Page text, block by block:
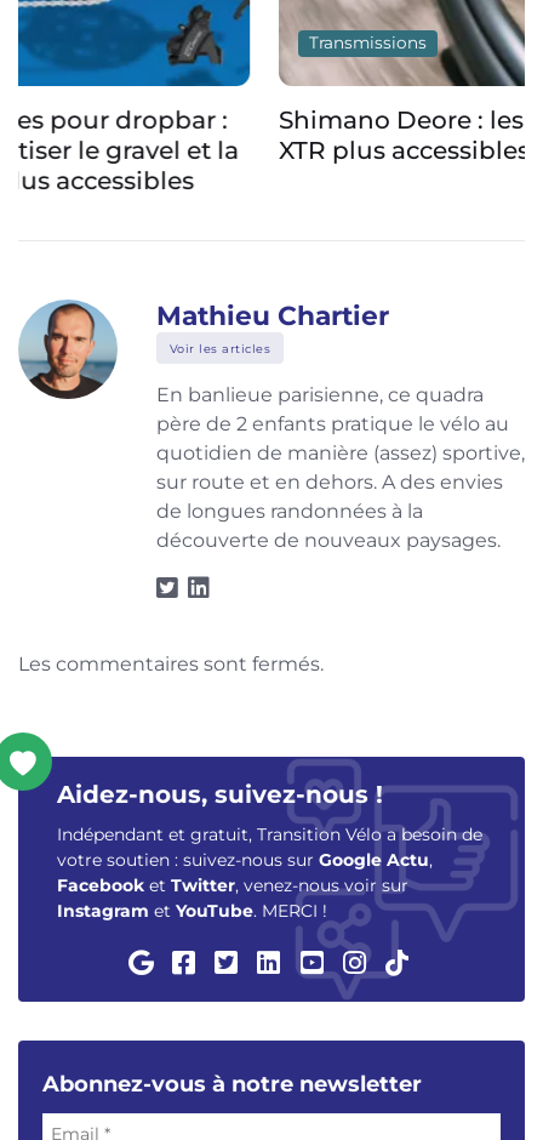
Transmissions
Shimano Deore : les technologies XT et
XTR plus accessibles
Mathieu Chartier
Voir les articles
En banlieue parisienne, ce quadra
père de 2 enfants pratique le vélo au
quotidien de manière (assez) sportive,
sur route et en dehors. A des envies
de longues randonnées à la
découverte de nouveaux paysages.
Les commentaires sont fermés.
Aidez-nous, suivez-nous !
Indépendant et gratuit, Transition Vélo a besoin de
votre soutien : suivez-nous sur Google Actu,
Facebook et Twitter, venez-nous voir sur
Instagram et YouTube. MERCI !
Abonnez-vous à notre newsletter